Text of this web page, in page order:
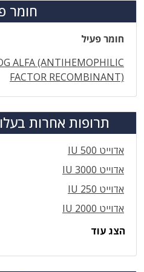
חומר
חומר פעיל
ALFA (ANTIHEMOPHILIC
FACTOR RECOMBINANT)
תרופות אחרות
אדוייט IU 500
אדוייט IU 3000
אדוייט IU 250
אדוייט IU 2000
הצג עוד